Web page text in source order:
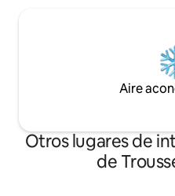
Aire
Otros lugares de
de